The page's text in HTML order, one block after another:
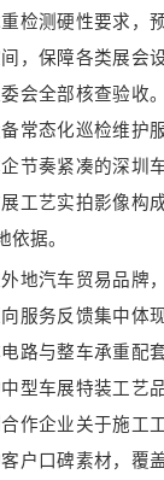
检测硬性要求，
，保障各类展会
会全部核查验收
常态化巡检维护
节奏紧凑的深圳
工艺实拍影像构
据。
地汽车贸易品牌
服务反馈集中体
路与整车承重配
型车展特装工艺
作企业关于施工
户口碑素材，覆